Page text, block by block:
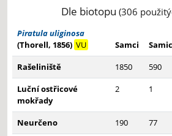
Dle biotopu (306
Piratula uliginosa
(Thorell, 1856) VU Samci
Rašeliniště
1850 590
Luční ostřicové
mokřady
2 1
Neurčeno 190 77